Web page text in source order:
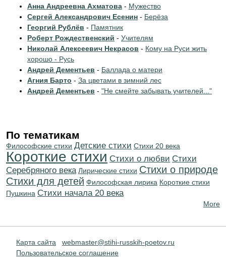
Анна Андреевна Ахматова - Мужество
Сергей Александрович Есенин - Берёза
Георгий Рублёв - Памятник
Роберт Рождественский - Учителям
Николай Алексеевич Некрасов - Кому на Руси жить
хорошо - Русь
Андрей Дементьев - Баллада о матери
Агния Барто - За цветами в зимний лес
Андрей Дементьев - "Не смейте забывать учителей..."
По тематикам
Философские стихи Детские стихи Стихи 20 века
Короткие стихи Стихи о любви Cтихи
Серебряного века Лирические стихи Стихи о природе
Стихи для детей Философская лирика Короткие стихи
Пушкина Cтихи начала 20 века
More
Карта сайта
webmaster@stihi-russkih-poetov.ru
Пользовательское соглашение